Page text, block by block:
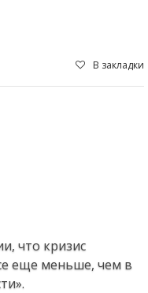
В закладки
что кризис
еще меньше, чем в